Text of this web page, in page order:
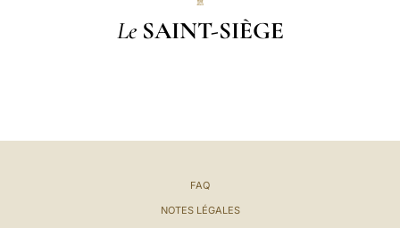
Le SAINT-SIÈGE
FAQ
NOTES LÉGALES